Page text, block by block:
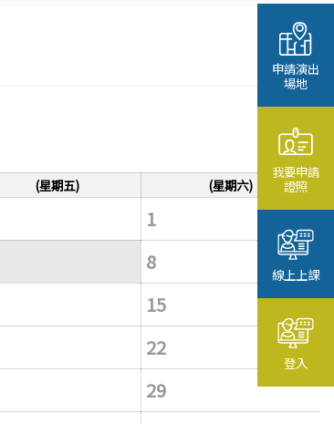
(星期五) (星期六)
1
8
15
22
29
申請演出
場地
我要申請
證照
線上上課
登入